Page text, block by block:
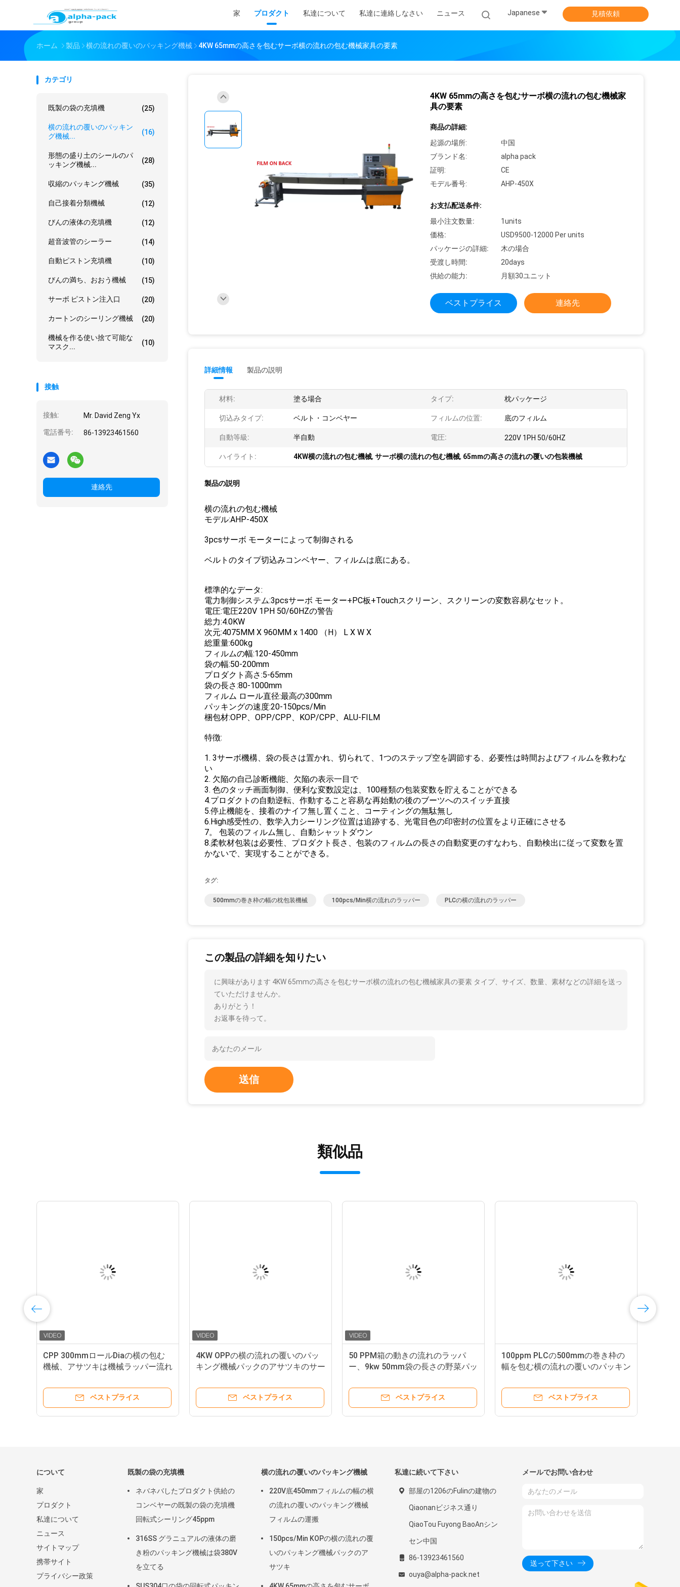
家 プロダクト 私達について 私達に連絡しなさい ニュース Japanese 見積依頼
ホーム 製品 横の流れの覆いのパッキング機械 4KW 65mmの高さを包むサーボ横の流れの包む機械家具の要素
カテゴリ
既製の袋の充填機 (25)
横の流れの覆いのパッキン
グ機械...
(16)
形態の盛り土のシールのパ
ッキング機械...
(28)
収縮のパッキング機械 (35)
自己接着分類機械 (12)
びんの液体の充填機 (12)
超音波管のシーラー (14)
自動ピストン充填機 (10)
びんの満ち、おおう機械 (15)
サーボ ピストン注入口 (20)
カートンのシーリング機械 (20)
機械を作る使い捨て可能な
マスク...
(10)
接触
接触: Mr. David Zeng Yx
電話番号: 86-13923461560
連絡先
4KW 65mmの高さを包むサーボ横の流れの包む機械家
具の要素
商品の詳細:
起源の場所:
中国
ブランド名:
alpha pack
証明:
CE
モデル番号:
AHP-450X
お支払配送条件:
最小注文数量:
1units
価格:
USD9500-12000 Per units
パッケージの詳細:
木の場合
受渡し時間:
20days
供給の能力:
月額30ユニット
ベストプライス 連絡先
詳細情報 製品の説明
材料: 塗る場合 タイプ: 枕パッケージ
切込みタイプ: ベルト・コンベヤー フィルムの位置: 底のフィルム
自動等級: 半自動 電圧: 220V 1PH 50/60HZ
ハイライト: 4KW横の流れの包む機械, サーボ横の流れの包む機械, 65mmの高さの流れの覆いの包装機械
製品の説明
横の流れの包む機械
モデル:AHP-450X
3pcsサーボ モーターによって制御される
ベルトのタイプ切込みコンベヤー、フィルムは底にある。
標準的なデータ:
電力制御システム:3pcsサーボ モーター+PC板+Touchスクリーン、スクリーンの変数容易なセット。
電圧:電圧220V 1PH 50/60HZの警告
総力:4.0KW
次元:4075MM X 960MM x 1400 （H） L X W X
総重量:600kg
フィルムの幅:120-450mm
袋の幅:50-200mm
プロダクト高さ:5-65mm
袋の長さ:80-1000mm
フィルム ロール直径:最高の300mm
パッキングの速度:20-150pcs/Min
梱包材:OPP、OPP/CPP、KOP/CPP、ALU-FILM
特徴:
1. 3サーボ機構、袋の長さは置かれ、切られて、1つのステップ空を調節する、必要性は時間およびフィルムを救わな
い
2. 欠陥の自己診断機能、欠陥の表示一目で
3. 色のタッチ画面制御、便利な変数設定は、100種類の包装変数を貯えることができる
4.プロダクトの自動逆転、作動すること容易な再始動の後のブーツへのスイッチ直接
5.停止機能を、接着のナイフ無し置くこと、コーティングの無駄無し
6.High感受性の、数学入力シーリング位置は追跡する、光電目色の印密封の位置をより正確にさせる
7。 包装のフィルム無し、自動シャットダウン
8.柔軟材包装は必要性、プロダクト長さ、包装のフィルムの長さの自動変更のすなわち、自動検出に従って変数を置
かないで、実現することができる。
タグ:
500mmの巻き枠の幅の枕包装機械 100pcs/min横の流れのラッパー PLCの横の流れのラッパー
この製品の詳細を知りたい
に興味があります 4KW 65mmの高さを包むサーボ横の流れの包む機械家具の要素 タイプ、サイズ、数量、素材などの詳細を送っ
ていただけませんか。
ありがとう！
お返事を待って。
送信
類似品
CPP 300mmロールDiaの横の包む
機械、アサツキは機械ラッパー流れ
ベストプライス
4KW OPPの横の流れの覆いのパッ
キング機械パックのアサツキのサー
ベストプライス
50 PPM箱の動きの流れのラッパ
ー、9kw 50mm袋の長さの野菜パッ
ベストプライス
100ppm PLCの500mmの巻き枠の
幅を包む横の流れの覆いのパッキン
ベストプライス
について
家
プロダクト
私達について
ニュース
サイトマップ
携帯サイト
プライバシー政策
既製の袋の充填機
ネバネバしたプロダクト供給の
コンベヤーの既製の袋の充填機
回転式シーリング45ppm
316SS グラニュアルの液体の磨
き粉のパッキング機械は袋380V
を立てる
横の流れの覆いのパッキング機械
220V底450mmフィルムの幅の横
の流れの覆いのパッキング機械
フィルムの運搬
150pcs/Min KOPの横の流れの覆
いのパッキング機械パックのア
サツキ
私達に続いて下さい
部屋の1206のFulinの建物の
Qiaonanビジネス通り
QiaoTou Fuyong BaoAnシン
セン中国
86-13923461560
ouya@alpha-pack.net
メールでお問い合わせ
送って下さい